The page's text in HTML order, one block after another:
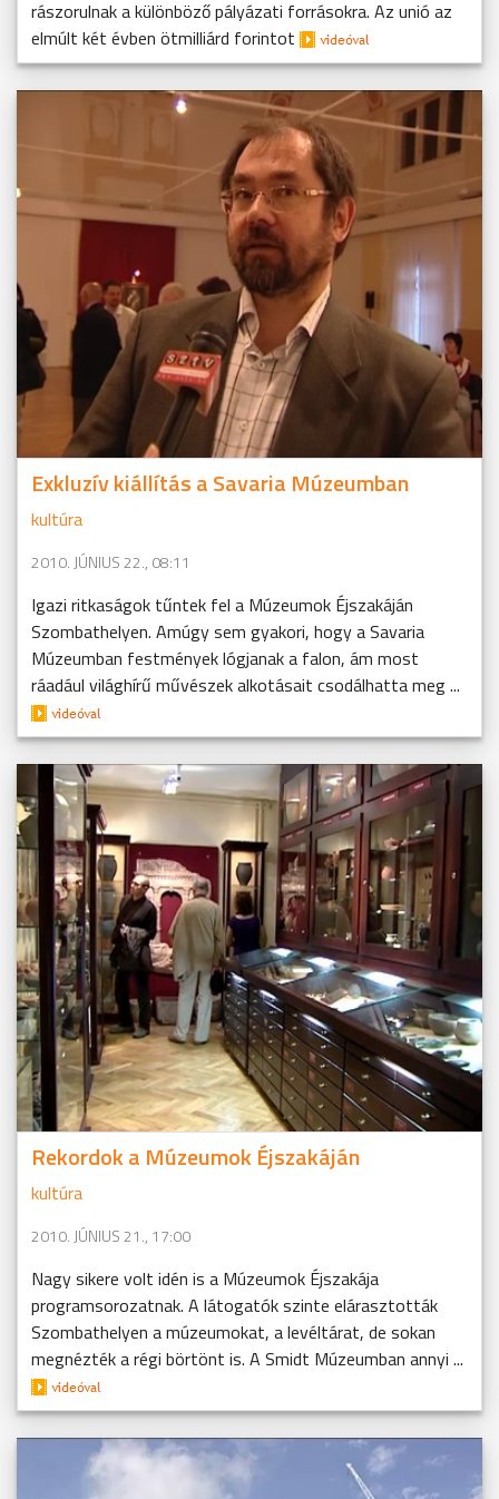
rászorulnak a különböző pályázati forrásokra. Az unió az
elmúlt két évben ötmilliárd forintot
Exkluzív kiállítás a Savaria Múzeumban
kultúra
2010. JÚNIUS 22., 08:11
Igazi ritkaságok tűntek fel a Múzeumok Éjszakáján
Szombathelyen. Amúgy sem gyakori, hogy a Savaria
Múzeumban festmények lógjanak a falon, ám most
ráadául világhírű művészek alkotásait csodálhatta meg ...
Rekordok a Múzeumok Éjszakáján
kultúra
2010. JÚNIUS 21., 17:00
Nagy sikere volt idén is a Múzeumok Éjszakája
programsorozatnak. A látogatók szinte elárasztották
Szombathelyen a múzeumokat, a levéltárat, de sokan
megnézték a régi börtönt is. A Smidt Múzeumban annyi ...